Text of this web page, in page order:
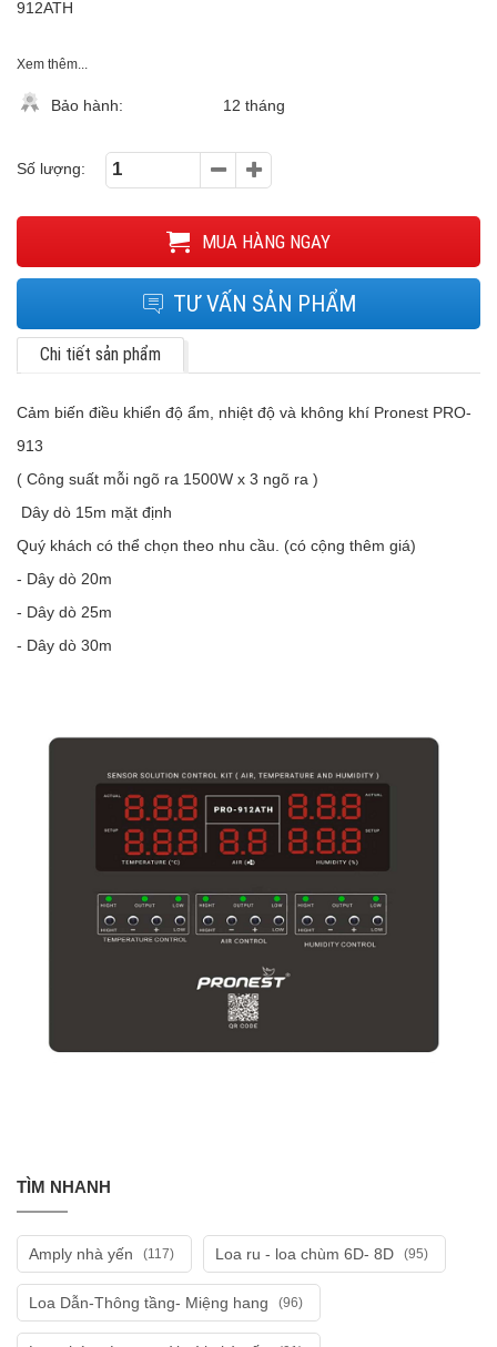
912ATH
Xem thêm...
Bảo hành: 12 tháng
Số lượng:
MUA HÀNG NGAY
TƯ VẤN SẢN PHẨM
Chi tiết sản phẩm
Cảm biến điều khiển độ ẩm, nhiệt độ và không khí Pronest PRO-
913
( Công suất mỗi ngõ ra 1500W x 3 ngõ ra )
Dây dò 15m mặt định
Quý khách có thể chọn theo nhu cầu. (có cộng thêm giá)
- Dây dò 20m
- Dây dò 25m
- Dây dò 30m
TÌM NHANH
Amply nhà yến (117) Loa ru - loa chùm 6D- 8D (95)
Loa Dẫn-Thông tầng- Miệng hang (96)